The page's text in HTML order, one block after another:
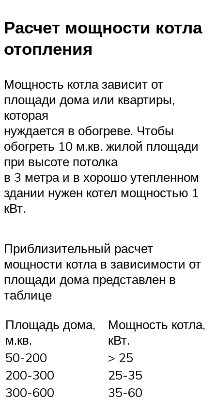
Расчет мощности котла
отопления
Мощность котла зависит от
площади дома или квартиры,
которая
нуждается в обогреве. Чтобы
обогреть 10 м.кв. жилой площади
при высоте потолка
в 3 метра и в хорошо утепленном
здании нужен котел мощностью 1
кВт.
Приблизительный расчет
мощности котла в зависимости от
площади дома представлен в
таблице
Площадь дома,
м.кв.
Мощность котла,
кВт.
50-200
> 25
200-300
25-35
300-600
35-60